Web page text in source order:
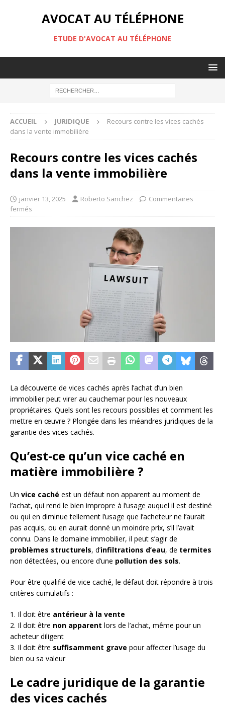
AVOCAT AU TÉLÉPHONE
ETUDE D'AVOCAT AU TÉLÉPHONE
ACCUEIL JURIDIQUE
Recours contre les vices cachés
dans la vente immobilière
Recours contre les vices cachés
dans la vente immobilière
janvier 13, 2025 Roberto Sanchez
Commentaires
fermés
La découverte de vices cachés après l’achat d’un bien
immobilier peut virer au cauchemar pour les nouveaux
propriétaires. Quels sont les recours possibles et comment les
mettre en œuvre ? Plongée dans les méandres juridiques de la
garantie des vices cachés.
Qu’est-ce qu’un vice caché en
matière immobilière ?
Un vice caché est un défaut non apparent au moment de
l’achat, qui rend le bien impropre à l’usage auquel il est destiné
ou qui en diminue tellement l’usage que l’acheteur ne l’aurait
pas acquis, ou en aurait donné un moindre prix, s’il l’avait
connu. Dans le domaine immobilier, il peut s’agir de
problèmes structurels, d’infiltrations d’eau, de termites
non détectées, ou encore d’une pollution des sols.
Pour être qualifié de vice caché, le défaut doit répondre à trois
critères cumulatifs :
1. Il doit être antérieur à la vente
2. Il doit être non apparent lors de l’achat, même pour un
acheteur diligent
3. Il doit être suffisamment grave pour affecter l’usage du
bien ou sa valeur
Le cadre juridique de la garantie
des vices cachés